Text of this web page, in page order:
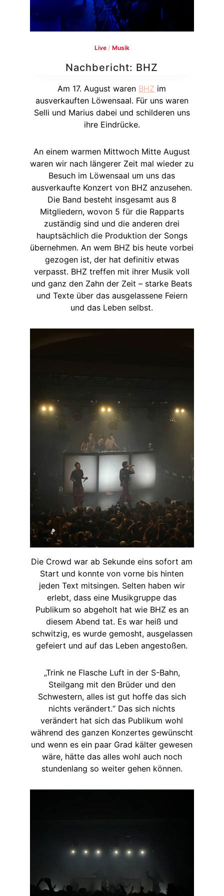
Live/ Musik
Nachbericht: BHZ
Am 17. August waren BHZ im
ausverkauften Löwensaal. Für uns waren
Selli und Marius dabei und schilderen uns
ihre Eindrücke.
An einem warmen Mittwoch Mitte August
waren wir nach längerer Zeit mal wieder zu
Besuch im Löwensaal um uns das
ausverkaufte Konzert von BHZ anzusehen.
Die Band besteht insgesamt aus 8
Mitgliedern, wovon 5 für die Rapparts
zuständig sind und die anderen drei
hauptsächlich die Produktion der Songs
übernehmen. An wem BHZ bis heute vorbei
gezogen ist, der hat definitiv etwas
verpasst. BHZ treffen mit ihrer Musik voll
und ganz den Zahn der Zeit – starke Beats
und Texte über das ausgelassene Feiern
und das Leben selbst.
Die Crowd war ab Sekunde eins sofort am
Start und konnte von vorne bis hinten
jeden Text mitsingen. Selten haben wir
erlebt, dass eine Musikgruppe das
Publikum so abgeholt hat wie BHZ es an
diesem Abend tat. Es war heiß und
schwitzig, es wurde gemosht, ausgelassen
gefeiert und auf das Leben angestoßen.
„Trink ne Flasche Luft in der S-Bahn,
Steilgang mit den Brüder und den
Schwestern, alles ist gut hoffe das sich
nichts verändert.“ Das sich nichts
verändert hat sich das Publikum wohl
während des ganzen Konzertes gewünscht
und wenn es ein paar Grad kälter gewesen
wäre, hätte das alles wohl auch noch
stundenlang so weiter gehen können.